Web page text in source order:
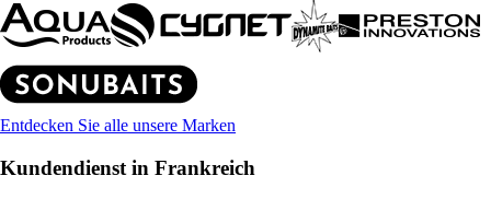
Entdecken Sie alle unsere Marken
Kundendienst in Frankreich